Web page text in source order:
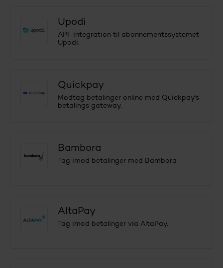
Upodi
API-integration til abonnementssystemet
Upodi.
Quickpay
Modtag betalinger online med Quickpay's
betalings gateway.
Bambora
Tag imod betalinger med Bambora
AltaPay
Tag imod betalinger via AltaPay.